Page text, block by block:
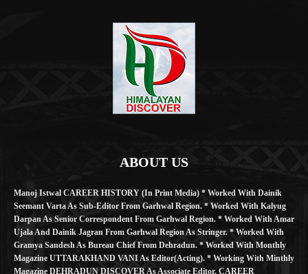
ABOUT US
Manoj Istwal CAREER HISTORY (in Print Media) * Worked With Dainik
Seemant Varta As Sub-Editor From Garhwal Region. * Worked With Kalyug
Darpan As Senior Correspondent From Garhwal Region. * Worked With Amar
Ujala And Dainik Jagran From Garhwal Region As Stringer. * Worked With
Gramya Sandesh As Bureau Chief From Dehradun. * Worked With Monthly
Magazine UTTARAKHAND VANI As Editor(Acting). * Working With Minthly
Magazine DEHRADUN DISCOVER As Associate Editor. CAREER